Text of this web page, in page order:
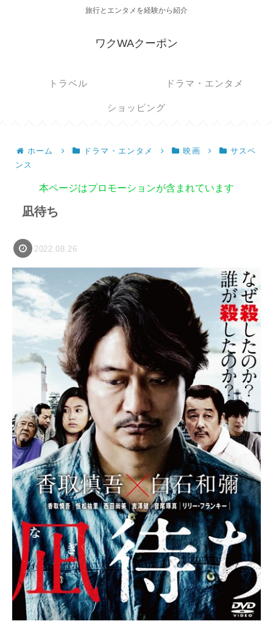
旅行とエンタメを経験から紹介
ワクWAクーポン
トラベル ドラマ・エンタメ
ショッピング
ホーム ドラマ・エンタメ 映画
サスペ
ンス
本ページはプロモーションが含まれています
凪待ち
2022.08.26